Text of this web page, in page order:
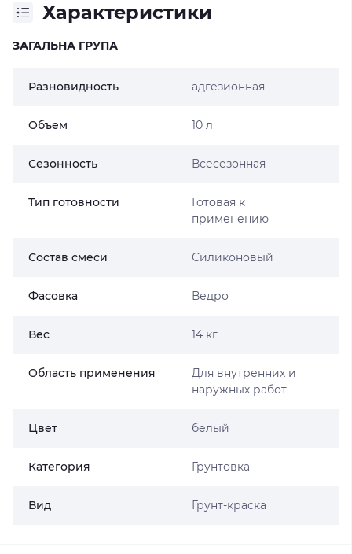
Характеристики
ЗАГАЛЬНА ГРУПА
Разновидность адгезионная
Объем 10 л
Сезонность Всесезонная
Тип готовности
Готовая к
применению
Состав смеси Силиконовый
Фасовка Ведро
Вес 14 кг
Область применения
Для внутренних и
наружных работ
Цвет белый
Категория Грунтовка
Вид Грунт-краска